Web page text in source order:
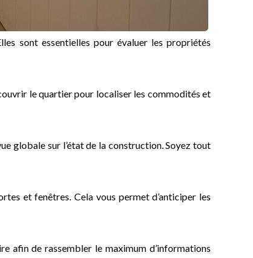
sont essentielles pour évaluer les propriétés
le quartier pour localiser les commodités et
globale sur l’état de la construction. Soyez tout
et fenêtres. Cela vous permet d’anticiper les
afin de rassembler le maximum d’informations